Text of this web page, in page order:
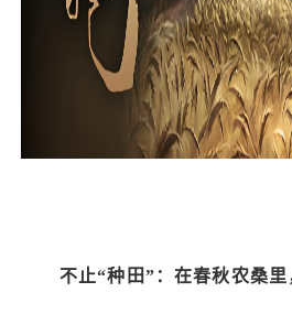
不止“种田”：在春秋农桑